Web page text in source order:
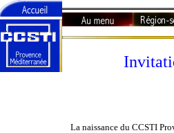
La naissance du CCSTI